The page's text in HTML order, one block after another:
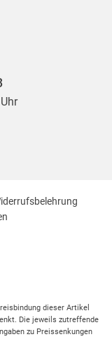
dieser Artikel
Die jeweils zutreffende
zu Preissenkungen